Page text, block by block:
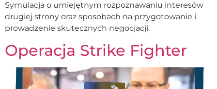
Symulacja o umiejętnym rozpoznawaniu interesów
drugiej strony oraz sposobach na przygotowanie i
prowadzenie skutecznych negocjacji.
Operacja Strike Fighter